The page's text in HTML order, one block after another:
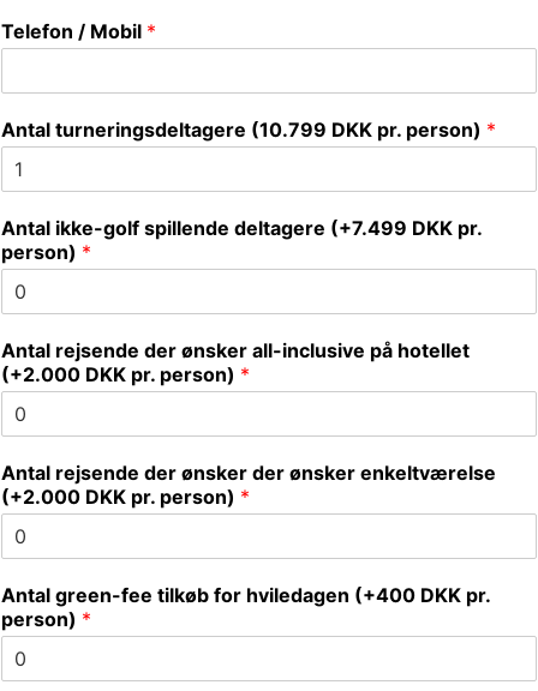
i
Telefon / Mobil *
Antal turneringsdeltagere (10.799 DKK pr. person) *
Antal ikke-golf spillende deltagere (+7.499 DKK pr.
person) *
Antal rejsende der ønsker all-inclusive på hotellet
(+2.000 DKK pr. person) *
t
u
r
e
i
n
s
Antal rejsende der ønsker der ønsker enkeltværelse
(+2.000 DKK pr. person) *
Antal green-fee tilkøb for hviledagen (+400 DKK pr.
person) *